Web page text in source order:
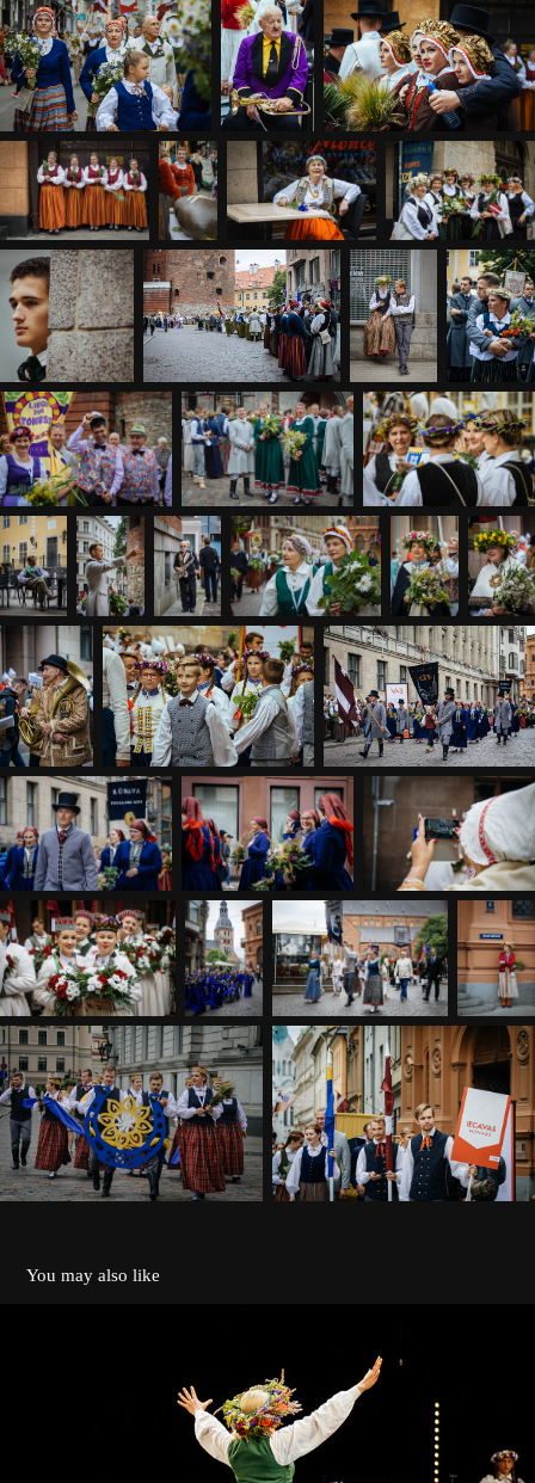
You may also like
Kokļu mūzikas koncerts
2023